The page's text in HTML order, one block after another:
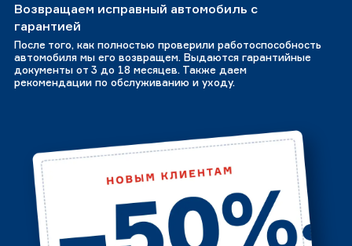
Возвращаем исправный автомобиль с
гарантией
После того, как полностью проверили работоспособность
автомобиля мы его возвращем. Выдаются гарантийные
документы от 3 до 18 месяцев. Также даем
рекомендации по обслуживанию и уходу.